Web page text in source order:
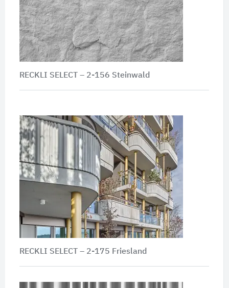
RECKLI SELECT – 2-156 Steinwald
RECKLI SELECT – 2-175 Friesland